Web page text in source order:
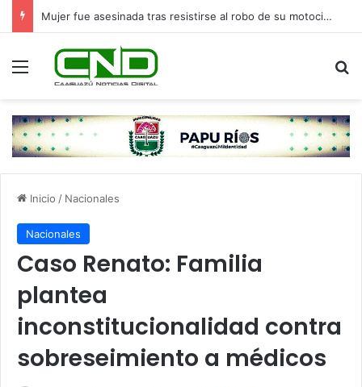
Mujer fue asesinada tras resistirse al robo de su motocicleta y deja cuatro hijos huérfanos en Ypané
Menú
Inicio / Nacionales
Nacionales
Caso Renato: Familia
plantea
inconstitucionalidad contra
sobreseimiento a médicos